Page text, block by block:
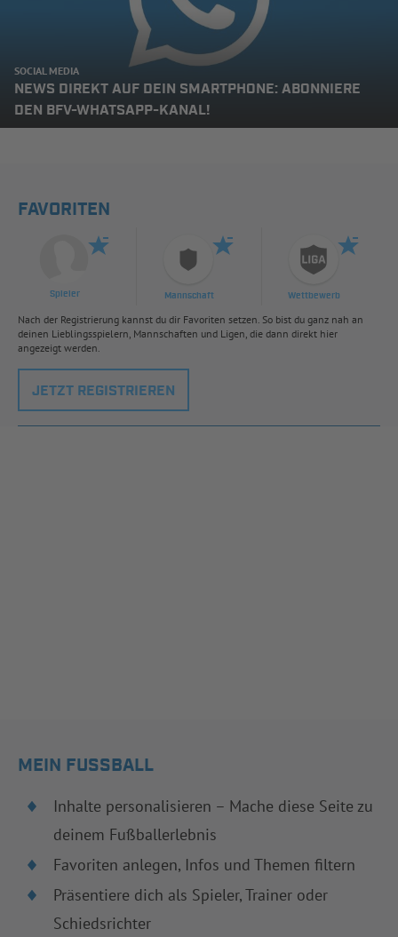
SOCIAL MEDIA
NEWS DIREKT AUF DEIN SMARTPHONE: ABONNIERE
DEN BFV-WHATSAPP-KANAL!
FAVORITEN
Spieler Mannschaft Wettbewerb
Nach der Registrierung kannst du dir Favoriten setzen. So bist du ganz nah an
deinen Lieblingsspielern, Mannschaften und Ligen, die dann direkt hier
angezeigt werden.
JETZT REGISTRIEREN
MEIN FUSSBALL
Inhalte personalisieren – Mache diese Seite zu
deinem Fußballerlebnis
Favoriten anlegen, Infos und Themen filtern
Präsentiere dich als Spieler, Trainer oder
Schiedsrichter